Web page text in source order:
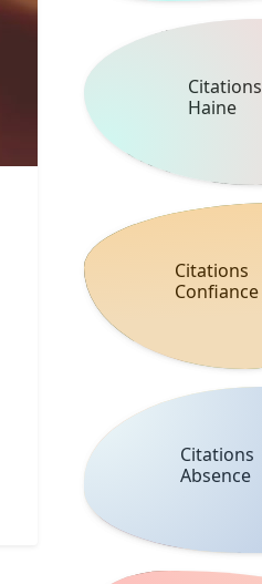
Citations
Haine
Citations
Confiance
Citations
Absence